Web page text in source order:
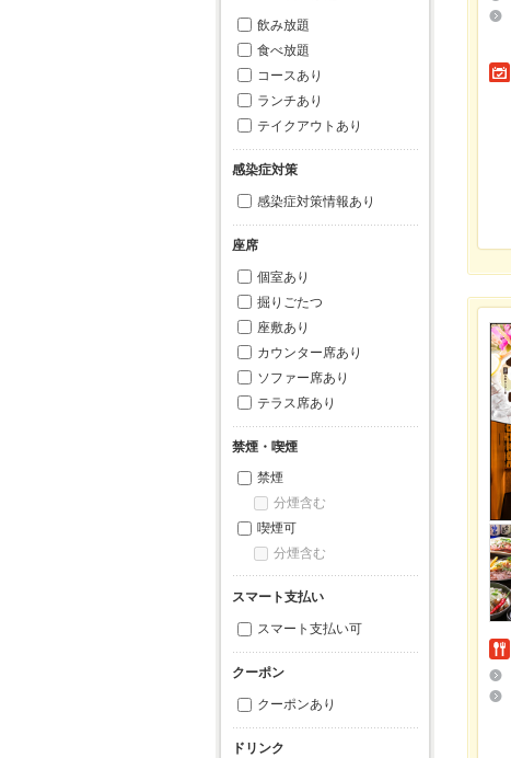
飲み放題
食べ放題
コースあり
ランチあり
テイクアウトあり
感染症対策
感染症対策情報あり
座席
個室あり
掘りごたつ
座敷あり
カウンター席あり
ソファー席あり
テラス席あり
禁煙・喫煙
禁煙
分煙含む
喫煙可
分煙含む
スマート支払い
スマート支払い可
クーポン
クーポンあり
ドリンク